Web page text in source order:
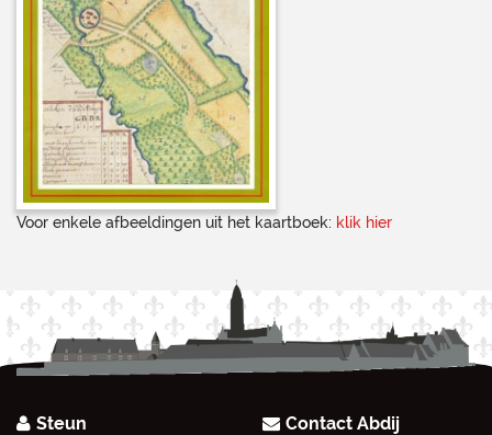
Voor enkele afbeeldingen uit het kaartboek: klik hier
Steun Contact Abdij